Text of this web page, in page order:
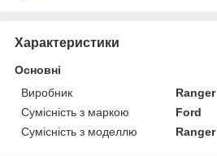
Характеристики
Основні
Виробник
Ranger
Сумісність з маркою
Ford
Сумісність з моделлю
Ranger